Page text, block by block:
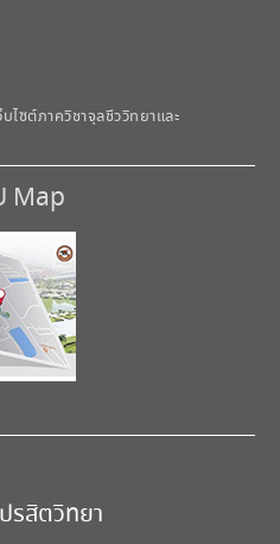
ไซต์ภาควิชาจุลชีววิทยาและ
Map
รสิตวิทยา